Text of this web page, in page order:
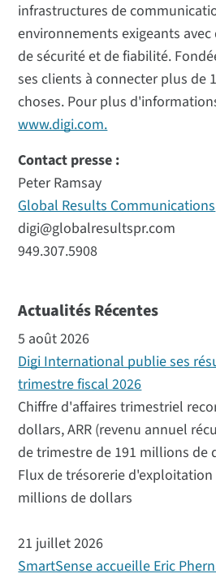
infrastructures de
environnements exigeants avec
de sécurité et de fiabilité.
ses clients à connecter plus de
choses. Pour plus
www.digi.com.
Contact presse :
Peter Ramsay
Global Results Communications
digi@globalresultspr.com
949.307.5908
Actualités Récentes
5 août 2026
Digi International publie ses
trimestre fiscal 2026
Chiffre d'affaires trimestriel
dollars, ARR (revenu annuel
de trimestre de 191 millions de
Flux de trésorerie
millions de dollars
21 juillet 2026
SmartSense accueille Eric